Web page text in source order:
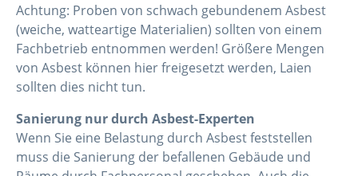
Achtung: Proben von schwach gebundenem Asbest
(weiche, watteartige Materialien) sollten von einem
Fachbetrieb entnommen werden! Größere Mengen
von Asbest können hier freigesetzt werden, Laien
sollten dies nicht tun.
Sanierung nur durch Asbest-Experten
Wenn Sie eine Belastung durch Asbest feststellen
muss die Sanierung der befallenen Gebäude und